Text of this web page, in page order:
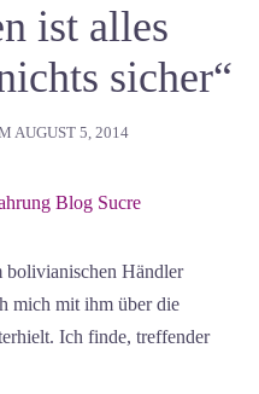
ist alles
sicher“
AUGUST 5, 2014
bolivianischen Händler
mich mit ihm über die
Ich finde, treffender